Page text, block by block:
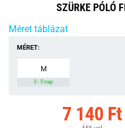
SZÜRKE PÓLÓ
Méret táblázat
MÉRET:
M
3 - 5 nap
7 140 Ft